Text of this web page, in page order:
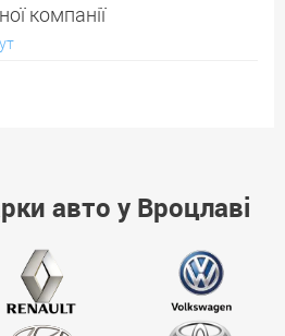
компанії
авто у Вроцлаві